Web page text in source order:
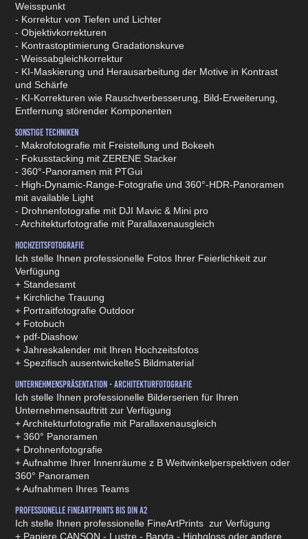
Weisspunkt
- Korrektur von Tiefen und Lichter
- Objektivkorrekturen
- Kontrastoptimierung Gradationskurve
- Weissabgleichkorrektur
- KI-Maskierung und Herausarbeitung der Motive in Kontrast
und Schärfe
- KI-Korrekturen wie Rauschverbesserung, Bild-Erweiterung,
Entfernung störender Komponenten
Sonstige Techniken
- Makrofotografie mit Freistellung und Bokeeh
- Fokusstacking mit ZERENE Stacker
- 360°-Panoramen mit PTGui
- High-Dynamic-Range-Fotografie und 360°-HDR-Panoramen
mit available Light
- Drohnenfotografie mit DJI Mavic & Mini pro
- Architekturfotografie mit Parallaxenausgleich
Hochzeitsfotografie
Ich stelle Ihnen professionelle Fotos Ihrer Feierlichkeit zur
Verfügung
+ Standesamt
+ Kirchliche Trauung
+ Portraitfotografie Outdoor
+ Fotobuch
+ pdf-Diashow
+ Jahreskalender mit Ihren Hochzeitsfotos
+ Spezifisch ausentwickelteS Bildmaterial
Unternehmenspräsentation - Architekturfotografie
Ich stelle Ihnen professionelle Bilderserien für Ihren
Unternehmensauftritt zur Verfügung
+ Architekturfotografie mit Parallaxenausgleich
+ 360° Panoramen
+ Drohnenfotografie
+ Aufnahme Ihrer Innenräume z B Weitwinkelperspektiven oder
360° Panoramen
+ Aufnahmen Ihres Teams
Professionelle FineArtPrints bis DIN A2
Ich stelle Ihnen professionelle FineArtPrints zur Verfügung
+ Papiere CANSON - Lustre - Baryta - Highgloss oder andere